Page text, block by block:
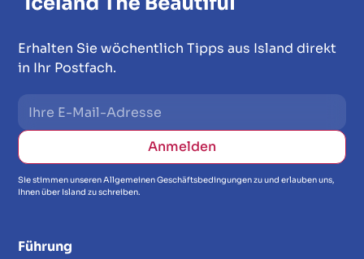
Erhalten Sie wöchentlich Tipps aus Island direkt
in Ihr Postfach.
Sie stimmen unseren Allgemeinen Geschäftsbedingungen zu und erlauben uns,
Ihnen über Island zu schreiben.
Führung